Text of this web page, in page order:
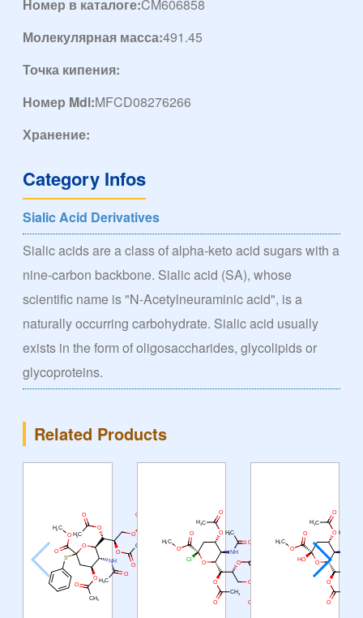
Номер в каталоге:CM606858
Молекулярная масса:491.45
Точка кипения:
Номер Mdl:MFCD08276266
Хранение:
Category Infos
Sialic Acid Derivatives
Sialic acids are a class of alpha-keto acid sugars with a
nine-carbon backbone. Sialic acid (SA), whose
scientific name is "N-Acetylneuraminic acid", is a
naturally occurring carbohydrate. Sialic acid usually
exists in the form of oligosaccharides, glycolipids or
glycoproteins.
Related Products